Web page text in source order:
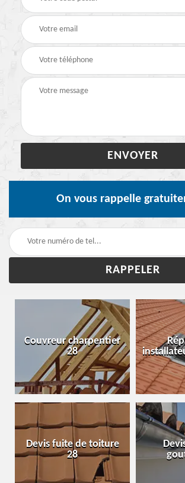
On vous rappelle
Couvreur charpentier
28
Devis fuite de toiture
28